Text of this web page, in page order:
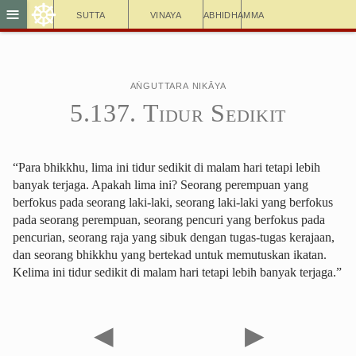
Sutta Vinaya Abhidhamma
≡ ☸
Aṅguttara Nikāya
5.137. Tidur Sedikit
“Para bhikkhu, lima ini tidur sedikit di malam hari tetapi lebih
banyak terjaga. Apakah lima ini? Seorang perempuan yang
berfokus pada seorang laki-laki, seorang laki-laki yang berfokus
pada seorang perempuan, seorang pencuri yang berfokus pada
pencurian, seorang raja yang sibuk dengan tugas-tugas kerajaan,
dan seorang bhikkhu yang bertekad untuk memutuskan ikatan.
Kelima ini tidur sedikit di malam hari tetapi lebih banyak terjaga.”
◀ ▶